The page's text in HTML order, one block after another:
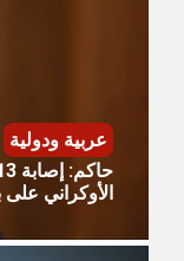
عربية ودولية
الأوكراني على